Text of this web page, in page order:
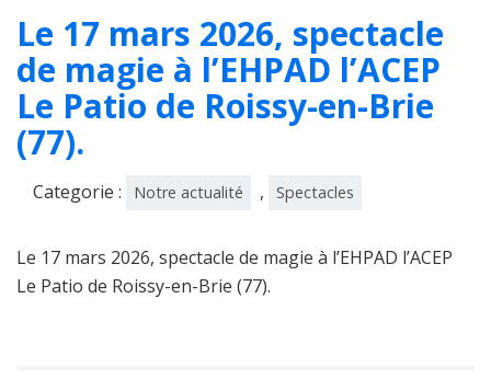
Le 17 mars 2026, spectacle
de magie à l’EHPAD l’ACEP
Le Patio de Roissy-en-Brie
(77).
Categorie : Notre actualité , Spectacles
Le 17 mars 2026, spectacle de magie à l’EHPAD l’ACEP
Le Patio de Roissy-en-Brie (77).